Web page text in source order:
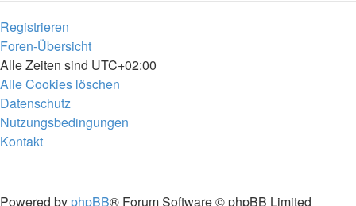
Registrieren
Foren-Übersicht
Alle Zeiten sind UTC+02:00
Alle Cookies löschen
Datenschutz
Nutzungsbedingungen
Kontakt
Powered by phpBB® Forum Software © phpBB Limited